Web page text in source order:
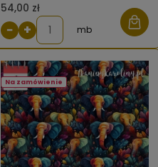
54,00 zł
− + mb
Na zamówienie